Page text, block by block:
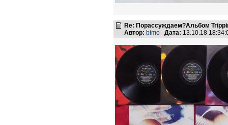
Re: Порассуждаем?Альбом
Автор: bimo Дата: 13.10.18